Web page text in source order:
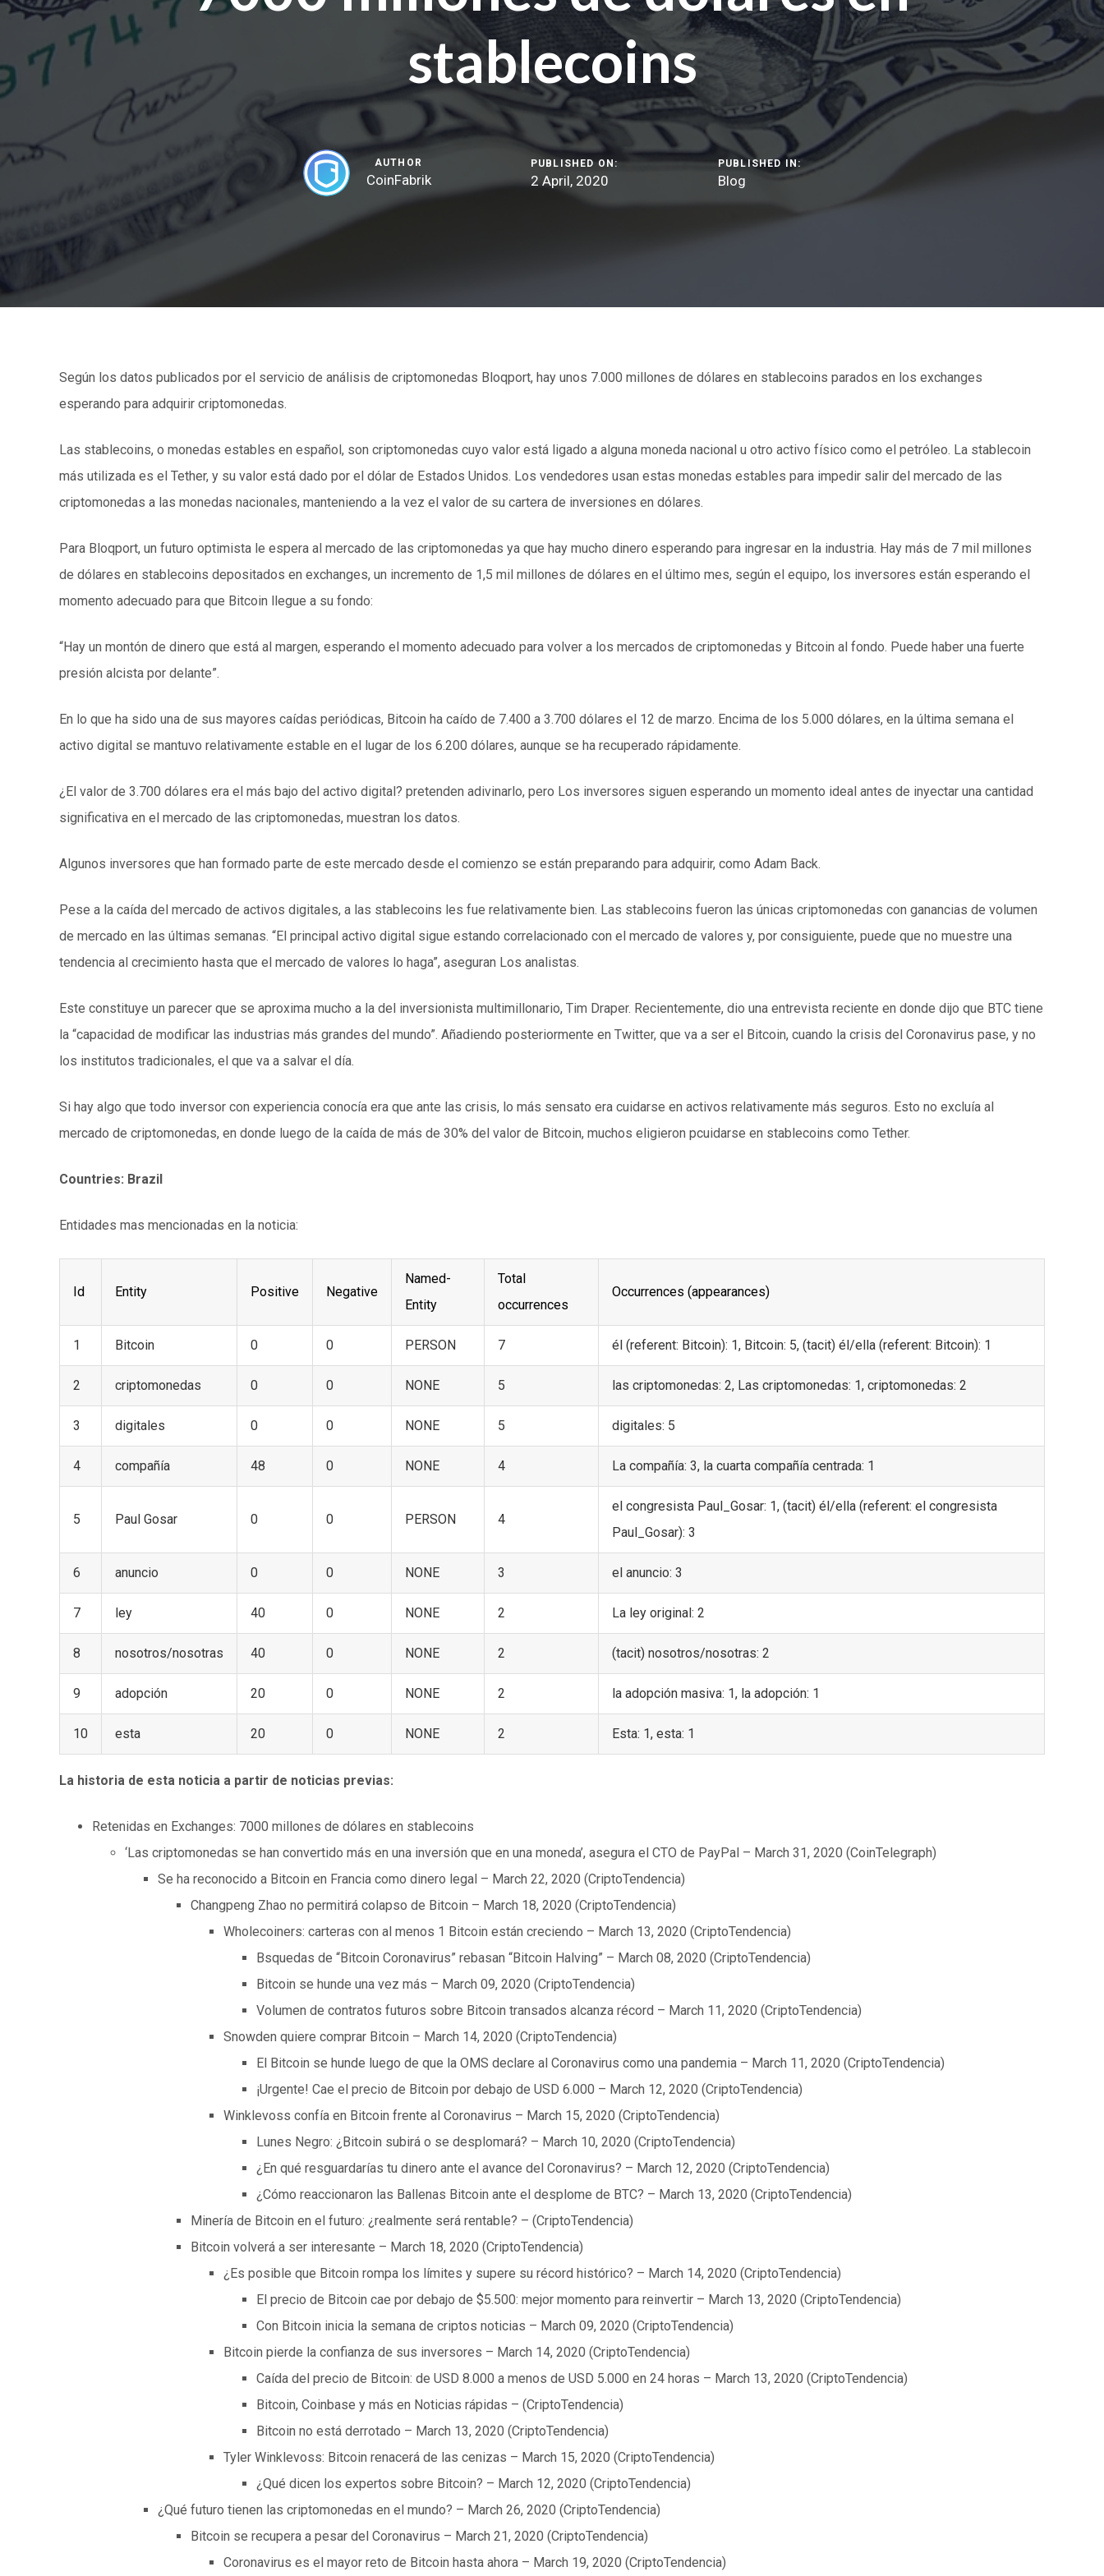
stablecoins
AUTHOR
CoinFabrik
PUBLISHED ON:
2 April, 2020
PUBLISHED IN:
Blog
Según los datos publicados por el servicio de análisis de criptomonedas Bloqport, hay unos 7.000 millones de dólares en stablecoins parados en los exchanges
esperando para adquirir criptomonedas.
Las stablecoins, o monedas estables en español, son criptomonedas cuyo valor está ligado a alguna moneda nacional u otro activo físico como el petróleo. La stablecoin
más utilizada es el Tether, y su valor está dado por el dólar de Estados Unidos. Los vendedores usan estas monedas estables para impedir salir del mercado de las
criptomonedas a las monedas nacionales, manteniendo a la vez el valor de su cartera de inversiones en dólares.
Para Bloqport, un futuro optimista le espera al mercado de las criptomonedas ya que hay mucho dinero esperando para ingresar en la industria. Hay más de 7 mil millones
de dólares en stablecoins depositados en exchanges, un incremento de 1,5 mil millones de dólares en el último mes, según el equipo, los inversores están esperando el
momento adecuado para que Bitcoin llegue a su fondo:
“Hay un montón de dinero que está al margen, esperando el momento adecuado para volver a los mercados de criptomonedas y Bitcoin al fondo. Puede haber una fuerte
presión alcista por delante”.
En lo que ha sido una de sus mayores caídas periódicas, Bitcoin ha caído de 7.400 a 3.700 dólares el 12 de marzo. Encima de los 5.000 dólares, en la última semana el
activo digital se mantuvo relativamente estable en el lugar de los 6.200 dólares, aunque se ha recuperado rápidamente.
¿El valor de 3.700 dólares era el más bajo del activo digital? pretenden adivinarlo, pero Los inversores siguen esperando un momento ideal antes de inyectar una cantidad
significativa en el mercado de las criptomonedas, muestran los datos.
Algunos inversores que han formado parte de este mercado desde el comienzo se están preparando para adquirir, como Adam Back.
Pese a la caída del mercado de activos digitales, a las stablecoins les fue relativamente bien. Las stablecoins fueron las únicas criptomonedas con ganancias de volumen
de mercado en las últimas semanas. “El principal activo digital sigue estando correlacionado con el mercado de valores y, por consiguiente, puede que no muestre una
tendencia al crecimiento hasta que el mercado de valores lo haga”, aseguran Los analistas.
Este constituye un parecer que se aproxima mucho a la del inversionista multimillonario, Tim Draper. Recientemente, dio una entrevista reciente en donde dijo que BTC tiene
la “capacidad de modificar las industrias más grandes del mundo”. Añadiendo posteriormente en Twitter, que va a ser el Bitcoin, cuando la crisis del Coronavirus pase, y no
los institutos tradicionales, el que va a salvar el día.
Si hay algo que todo inversor con experiencia conocía era que ante las crisis, lo más sensato era cuidarse en activos relativamente más seguros. Esto no excluía al
mercado de criptomonedas, en donde luego de la caída de más de 30% del valor de Bitcoin, muchos eligieron pcuidarse en stablecoins como Tether.
Countries: Brazil
Entidades mas mencionadas en la noticia:
Id Entity Positive Negative
Named-
Entity
Total
occurrences
Occurrences (appearances)
1 Bitcoin 0 0 PERSON 7 él (referent: Bitcoin): 1, Bitcoin: 5, (tacit) él/ella (referent: Bitcoin): 1
2 criptomonedas 0 0 NONE 5 las criptomonedas: 2, Las criptomonedas: 1, criptomonedas: 2
3 digitales 0 0 NONE 5 digitales: 5
4 compañía 48 0 NONE 4 La compañía: 3, la cuarta compañía centrada: 1
5 Paul Gosar 0 0 PERSON 4
el congresista Paul_Gosar: 1, (tacit) él/ella (referent: el congresista
Paul_Gosar): 3
6 anuncio 0 0 NONE 3 el anuncio: 3
7 ley 40 0 NONE 2 La ley original: 2
8 nosotros/nosotras 40 0 NONE 2 (tacit) nosotros/nosotras: 2
9 adopción 20 0 NONE 2 la adopción masiva: 1, la adopción: 1
10 esta 20 0 NONE 2 Esta: 1, esta: 1
La historia de esta noticia a partir de noticias previas:
Retenidas en Exchanges: 7000 millones de dólares en stablecoins
‘Las criptomonedas se han convertido más en una inversión que en una moneda’, asegura el CTO de PayPal – March 31, 2020 (CoinTelegraph)
Se ha reconocido a Bitcoin en Francia como dinero legal – March 22, 2020 (CriptoTendencia)
Changpeng Zhao no permitirá colapso de Bitcoin – March 18, 2020 (CriptoTendencia)
Wholecoiners: carteras con al menos 1 Bitcoin están creciendo – March 13, 2020 (CriptoTendencia)
Bsquedas de “Bitcoin Coronavirus” rebasan “Bitcoin Halving” – March 08, 2020 (CriptoTendencia)
Bitcoin se hunde una vez más – March 09, 2020 (CriptoTendencia)
Volumen de contratos futuros sobre Bitcoin transados alcanza récord – March 11, 2020 (CriptoTendencia)
Snowden quiere comprar Bitcoin – March 14, 2020 (CriptoTendencia)
El Bitcoin se hunde luego de que la OMS declare al Coronavirus como una pandemia – March 11, 2020 (CriptoTendencia)
¡Urgente! Cae el precio de Bitcoin por debajo de USD 6.000 – March 12, 2020 (CriptoTendencia)
Winklevoss confía en Bitcoin frente al Coronavirus – March 15, 2020 (CriptoTendencia)
Lunes Negro: ¿Bitcoin subirá o se desplomará? – March 10, 2020 (CriptoTendencia)
¿En qué resguardarías tu dinero ante el avance del Coronavirus? – March 12, 2020 (CriptoTendencia)
¿Cómo reaccionaron las Ballenas Bitcoin ante el desplome de BTC? – March 13, 2020 (CriptoTendencia)
Minería de Bitcoin en el futuro: ¿realmente será rentable? – (CriptoTendencia)
Bitcoin volverá a ser interesante – March 18, 2020 (CriptoTendencia)
¿Es posible que Bitcoin rompa los límites y supere su récord histórico? – March 14, 2020 (CriptoTendencia)
El precio de Bitcoin cae por debajo de $5.500: mejor momento para reinvertir – March 13, 2020 (CriptoTendencia)
Con Bitcoin inicia la semana de criptos noticias – March 09, 2020 (CriptoTendencia)
Bitcoin pierde la confianza de sus inversores – March 14, 2020 (CriptoTendencia)
Caída del precio de Bitcoin: de USD 8.000 a menos de USD 5.000 en 24 horas – March 13, 2020 (CriptoTendencia)
Bitcoin, Coinbase y más en Noticias rápidas – (CriptoTendencia)
Bitcoin no está derrotado – March 13, 2020 (CriptoTendencia)
Tyler Winklevoss: Bitcoin renacerá de las cenizas – March 15, 2020 (CriptoTendencia)
¿Qué dicen los expertos sobre Bitcoin? – March 12, 2020 (CriptoTendencia)
¿Qué futuro tienen las criptomonedas en el mundo? – March 26, 2020 (CriptoTendencia)
Bitcoin se recupera a pesar del Coronavirus – March 21, 2020 (CriptoTendencia)
Coronavirus es el mayor reto de Bitcoin hasta ahora – March 19, 2020 (CriptoTendencia)